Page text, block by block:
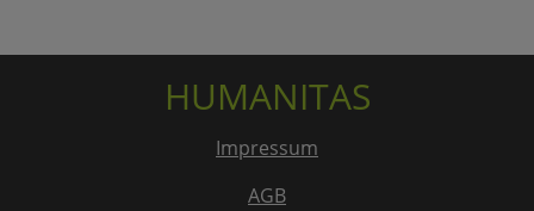
HUMANITAS
Impressum
AGB